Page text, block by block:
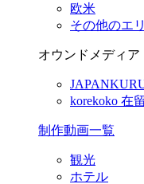
欧米
その他のエ
オウンドメディア
korekoko 在
制作動画一覧
観光
ホテル